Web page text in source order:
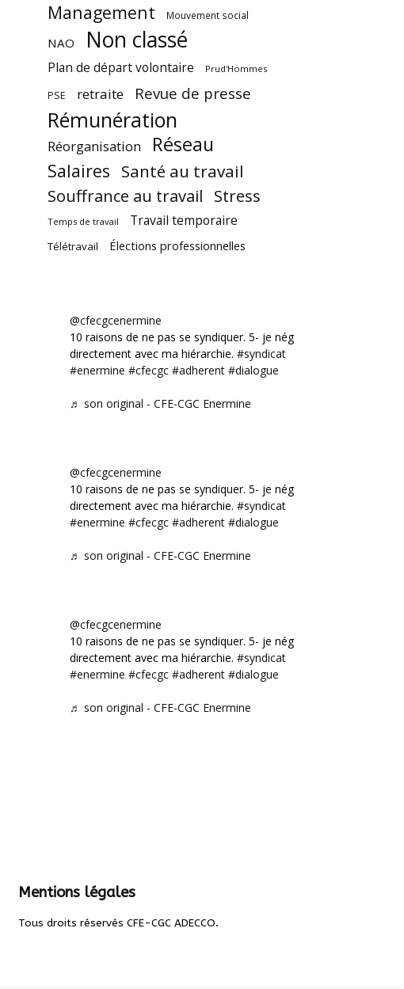
Management
Mouvement social
NAO Non classé
Plan de départ volontaire Prud'Hommes
PSE retraite Revue de presse
Rémunération
Réorganisation Réseau
Salaires Santé au travail
Souffrance au travail Stress
Temps de travail Travail temporaire
Télétravail Élections professionnelles
@cfecgcenermine
10 raisons de ne pas se syndiquer. 5- je négocie
directement avec ma hiérarchie. #syndicat
#enermine #cfecgc #adherent #dialogue
♬ son original - CFE-CGC Enermine
@cfecgcenermine
10 raisons de ne pas se syndiquer. 5- je négocie
directement avec ma hiérarchie. #syndicat
#enermine #cfecgc #adherent #dialogue
♬ son original - CFE-CGC Enermine
@cfecgcenermine
10 raisons de ne pas se syndiquer. 5- je négocie
directement avec ma hiérarchie. #syndicat
#enermine #cfecgc #adherent #dialogue
♬ son original - CFE-CGC Enermine
Mentions légales
Tous droits réservés CFE-CGC ADECCO.